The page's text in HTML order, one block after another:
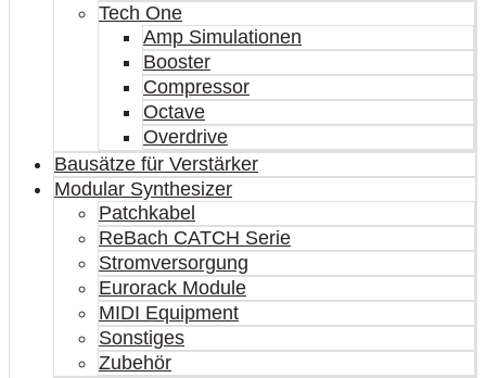
Tech One
Amp Simulationen
Booster
Compressor
Octave
Overdrive
Bausätze für Verstärker
Modular Synthesizer
Patchkabel
ReBach CATCH Serie
Stromversorgung
Eurorack Module
MIDI Equipment
Sonstiges
Zubehör